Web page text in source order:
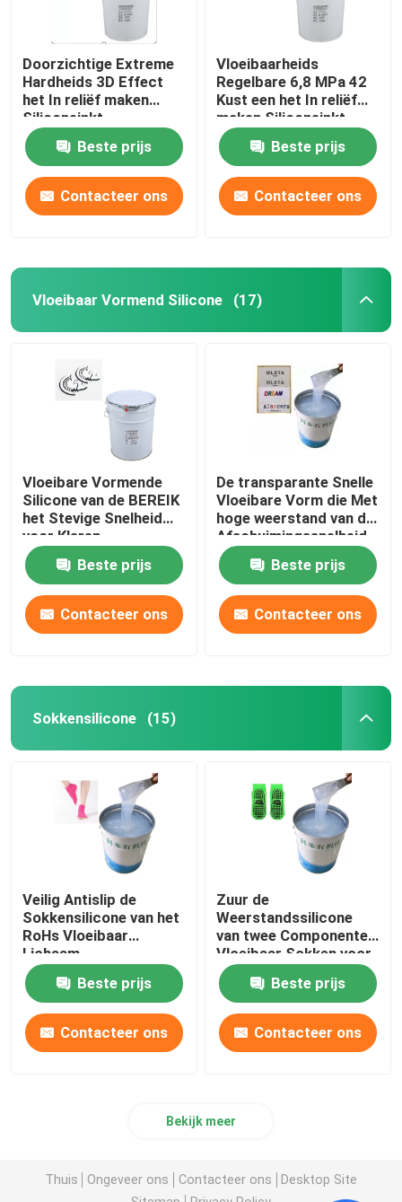
Doorzichtige Extreme
Hardheids 3D Effect
het In reliëf maken
Siliconeinkt
Beste prijs
Contacteer ons
Vloeibaarheids
Regelbare 6,8 MPa 42
Kust een het In reliëf
maken Siliconeinkt
voor Stof
Beste prijs
Contacteer ons
Vloeibaar Vormend Silicone (17)
Vloeibare Vormende
Silicone van de BEREIK
het Stevige Snelheid
voor Kleren
Beste prijs
Contacteer ons
De transparante Snelle
Vloeibare Vorm die Met
hoge weerstand van de
Afschuimingssnelheid
Rubber maken
Beste prijs
Contacteer ons
Sokkensilicone (15)
Veilig Antislip de
Sokkensilicone van het
RoHs Vloeibaar
Lichaam
Beste prijs
Contacteer ons
Zuur de
Weerstandssilicone
van twee Componenten
Vloeibaar Sokken voor
Antislipdeklaag
Beste prijs
Contacteer ons
Bekijk meer
Thuis Ongeveer ons Contacteer ons
Desktop Site